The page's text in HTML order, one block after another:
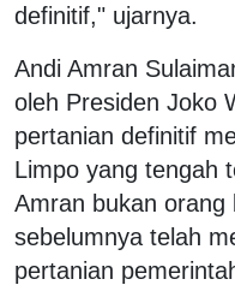
definitif," ujarnya.
Andi Amran
oleh Presiden Joko
pertanian definitif
Limpo yang tengah
Amran bukan orang
sebelumnya telah
pertanian